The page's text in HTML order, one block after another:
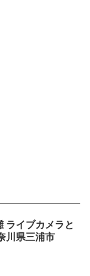
ライブカメラと
川県三浦市